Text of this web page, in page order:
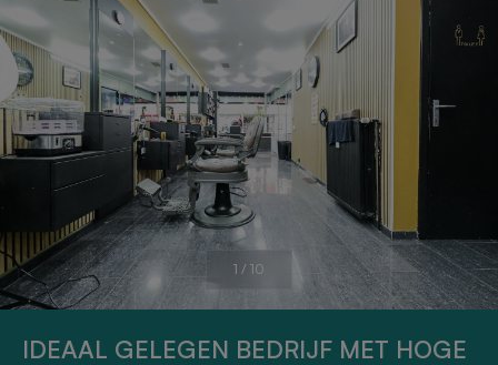
1 / 10
IDEAAL GELEGEN BEDRIJF MET HOGE